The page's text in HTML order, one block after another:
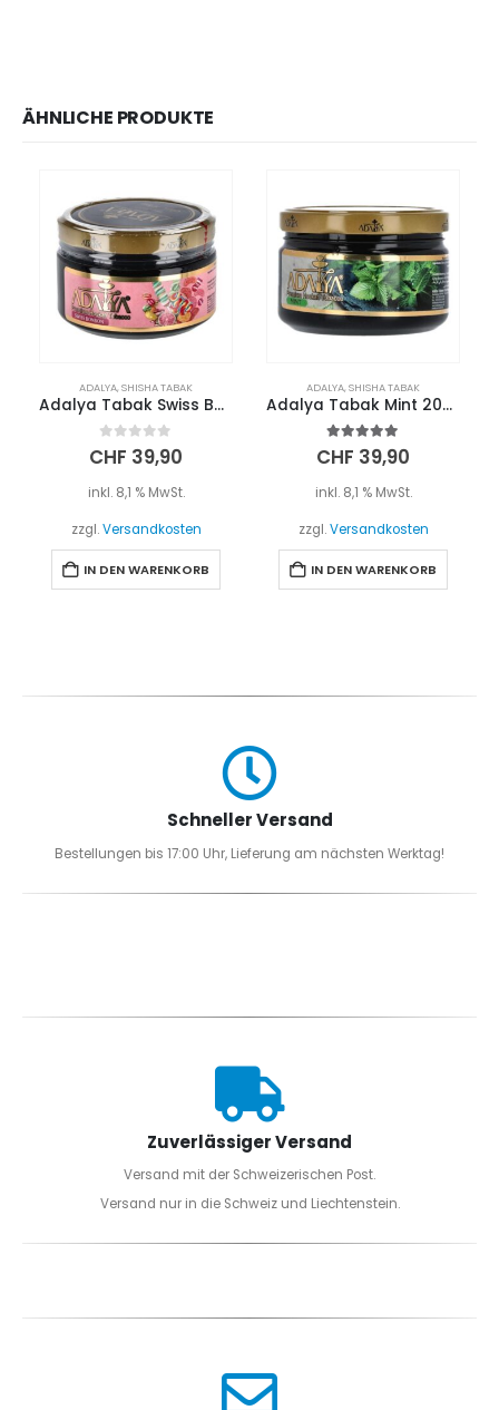
ÄHNLICHE PRODUKTE
ADALYA,SHISHA TABAK
Adalya Tabak Swiss Bonbon 200g
0out of 5
CHF 39,90
inkl. 8,1 % MwSt.
zzgl.Versandkosten
IN DEN WARENKORB
ADALYA,SHISHA TABAK
Adalya Tabak Mint 200g
5.00 out of 5
CHF 39,90
inkl. 8,1 % MwSt.
zzgl.Versandkosten
IN DEN WARENKORB
Schneller Versand
Bestellungen bis 17:00 Uhr, Lieferung am nächsten Werktag!
Zuverlässiger Versand
Versand mit der Schweizerischen Post.
Versand nur in die Schweiz und Liechtenstein.